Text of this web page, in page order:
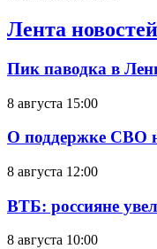
Лента
Пик паводка в
8 августа 15:00
О поддержке СВО
8 августа 12:00
ВТБ: россияне
8 августа 10:00